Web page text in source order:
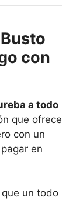
con
a todo
que ofrece
con un
en
un todo